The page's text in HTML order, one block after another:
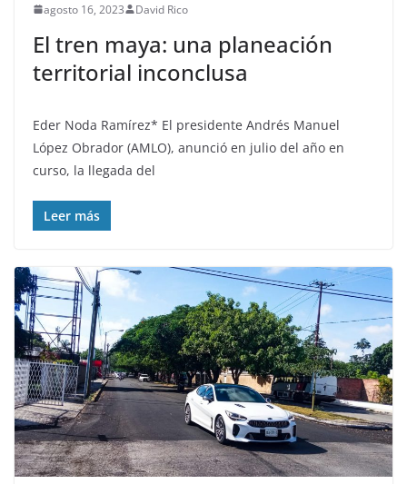
agosto 16, 2023 David Rico
El tren maya: una planeación
territorial inconclusa
Eder Noda Ramírez* El presidente Andrés Manuel
López Obrador (AMLO), anunció en julio del año en
curso, la llegada del
Leer más